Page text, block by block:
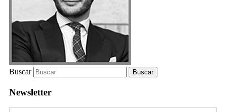
Buscar
Newsletter